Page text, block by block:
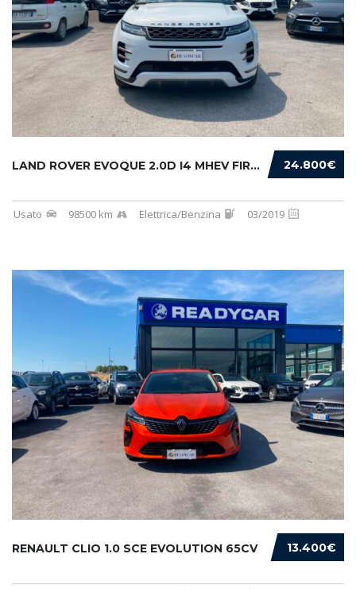
24.800€
LAND ROVER EVOQUE 2.0D I4 MHEV FIRST EDITION...
Usato 98500 km Elettrica/Benzina 03/2019
13.400€
RENAULT CLIO 1.0 SCE EVOLUTION 65CV